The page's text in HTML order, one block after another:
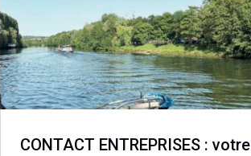
CONTACT ENTREPRISES : votre